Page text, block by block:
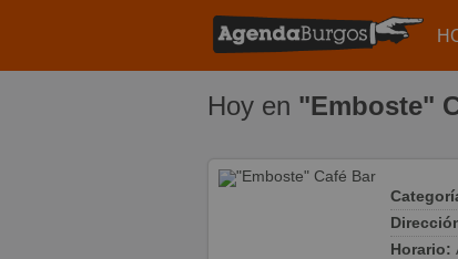
Hoy en "Emboste"
Horario: